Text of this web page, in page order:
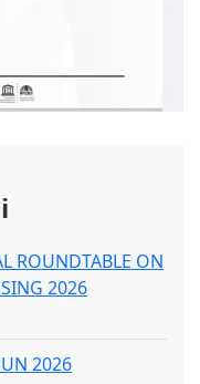
ROUNDTABLE ON
2026
2026